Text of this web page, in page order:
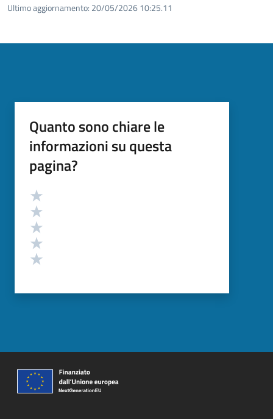
Ultimo aggiornamento: 20/05/2026 10:25.11
Quanto sono chiare le
informazioni su questa
pagina?
Valutazione